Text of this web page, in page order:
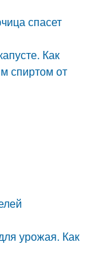
спасет
Как
спиртом от
урожая. Как